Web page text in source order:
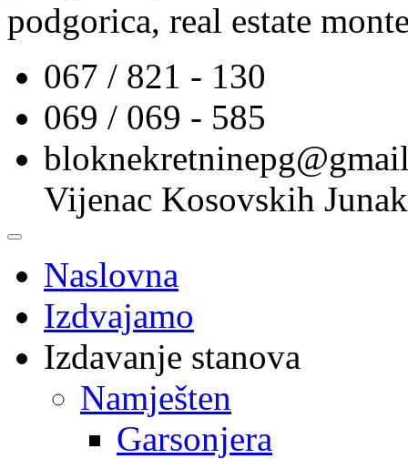
podgorica, real estate
067 / 821 - 130
069 / 069 - 585
Vijenac Kosovskih
Naslovna
Izdvajamo
Izdavanje stanova
Namješten
Garsonjera